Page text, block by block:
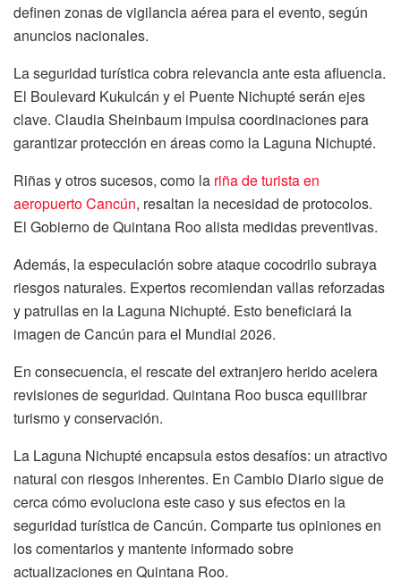
definen zonas de vigilancia aérea para el evento, según
anuncios nacionales.
La seguridad turística cobra relevancia ante esta afluencia.
El Boulevard Kukulcán y el Puente Nichupté serán ejes
clave. Claudia Sheinbaum impulsa coordinaciones para
garantizar protección en áreas como la Laguna Nichupté.
Riñas y otros sucesos, como la riña de turista en
aeropuerto Cancún, resaltan la necesidad de protocolos.
El Gobierno de Quintana Roo alista medidas preventivas.
Además, la especulación sobre ataque cocodrilo subraya
riesgos naturales. Expertos recomiendan vallas reforzadas
y patrullas en la Laguna Nichupté. Esto beneficiará la
imagen de Cancún para el Mundial 2026.
En consecuencia, el rescate del extranjero herido acelera
revisiones de seguridad. Quintana Roo busca equilibrar
turismo y conservación.
La Laguna Nichupté encapsula estos desafíos: un atractivo
natural con riesgos inherentes. En Cambio Diario sigue de
cerca cómo evoluciona este caso y sus efectos en la
seguridad turística de Cancún. Comparte tus opiniones en
los comentarios y mantente informado sobre
actualizaciones en Quintana Roo.